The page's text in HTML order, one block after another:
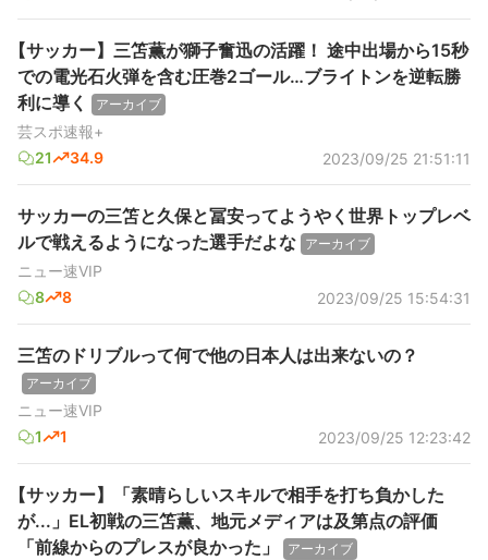
【サッカー】三笘薫が獅子奮迅の活躍！ 途中出場から15秒
での電光石火弾を含む圧巻2ゴール…ブライトンを逆転勝
利に導く
アーカイブ
芸スポ速報+
21
34.9 2023/09/25 21:51:11
サッカーの三笘と久保と冨安ってようやく世界トップレベ
ルで戦えるようになった選手だよな アーカイブ
ニュー速VIP
8
8 2023/09/25 15:54:31
三笘のドリブルって何で他の日本人は出来ないの？
アーカイブ
ニュー速VIP
1
1 2023/09/25 12:23:42
【サッカー】「素晴らしいスキルで相手を打ち負かした
が...」EL初戦の三笘薫、地元メディアは及第点の評価
「前線からのプレスが良かった」
アーカイブ